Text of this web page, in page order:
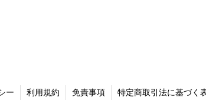
ー 利用規約 免責事項 特定商取引法に基づく